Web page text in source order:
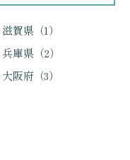
滋賀県（1）
兵庫県（2）
大阪府（3）